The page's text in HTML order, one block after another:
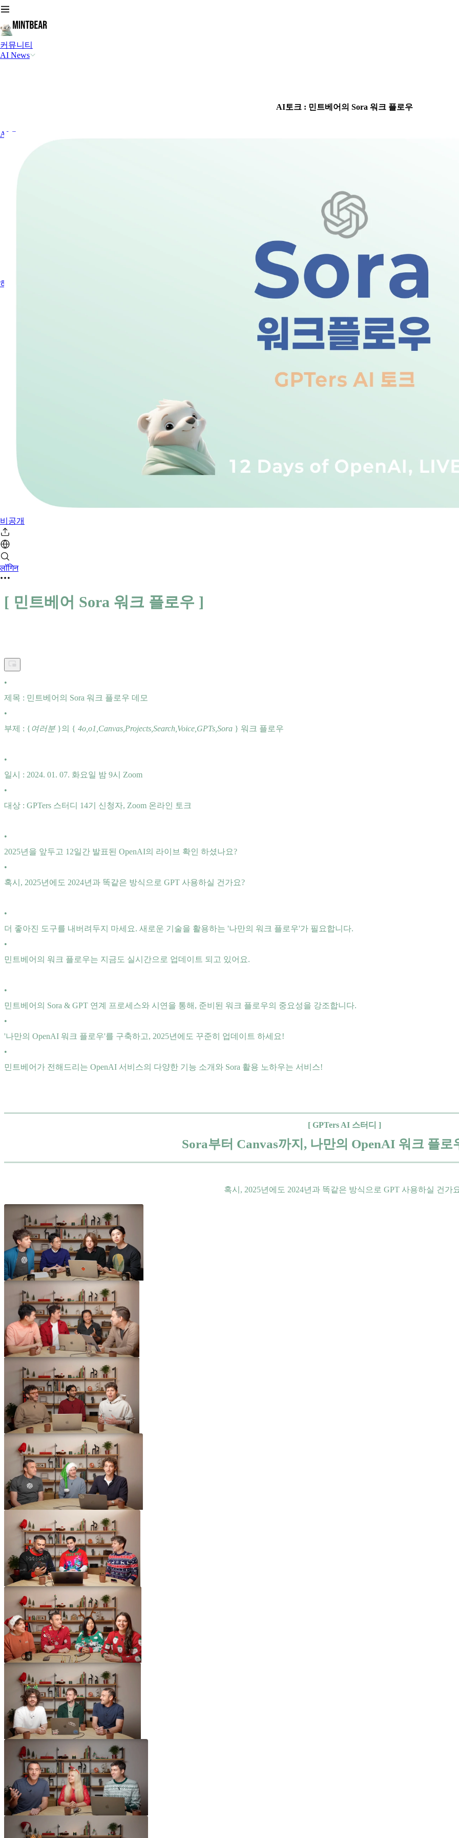
커뮤니티
AI News
AI Generators
히치하이커 시리즈
비공개
लॉगिन
AI토크 : 민트베어의 Sora 워크 플로우
[ 민트베어 Sora 워크 플로우 ]
•
제목 : 민트베어의 Sora 워크 플로우 데모
•
부제 : { 여러분 }의 { 4o,o1,Canvas,Projects,Search,Voice,GPTs,Sora } 워크 플로우
•
일시 : 2024. 01. 07. 화요일 밤 9시 Zoom
•
대상 : GPTers 스터디 14기 신청자, Zoom 온라인 토크
•
2025년을 앞두고 12일간 발표된 OpenAI의 라이브 확인 하셨나요?
•
혹시, 2025년에도 2024년과 똑같은 방식으로 GPT 사용하실 건가요?
•
더 좋아진 도구를 내버려두지 마세요. 새로운 기술을 활용하는 '나만의 워크 플로우'가 필요합니다.
•
민트베어의 워크 플로우는 지금도 실시간으로 업데이트 되고 있어요.
•
민트베어의 Sora & GPT 연계 프로세스와 시연을 통해, 준비된 워크 플로우의 중요성을 강조합니다.
•
'나만의 OpenAI 워크 플로우'를 구축하고, 2025년에도 꾸준히 업데이트 하세요!
•
민트베어가 전해드리는 OpenAI 서비스의 다양한 기능 소개와 Sora 활용 노하우는 서비스!
[ GPTers AI 스터디 ]
Sora부터 Canvas까지, 나만의 OpenAI 워크 플로
혹시, 2025년에도 2024년과 똑같은 방식으로 GPT 사용하실 건가